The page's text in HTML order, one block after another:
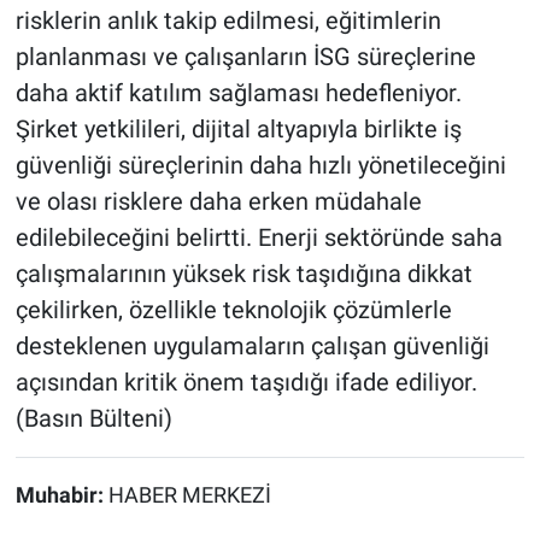
risklerin anlık takip edilmesi, eğitimlerin
planlanması ve çalışanların İSG süreçlerine
daha aktif katılım sağlaması hedefleniyor.
Şirket yetkilileri, dijital altyapıyla birlikte iş
güvenliği süreçlerinin daha hızlı yönetileceğini
ve olası risklere daha erken müdahale
edilebileceğini belirtti. Enerji sektöründe saha
çalışmalarının yüksek risk taşıdığına dikkat
çekilirken, özellikle teknolojik çözümlerle
desteklenen uygulamaların çalışan güvenliği
açısından kritik önem taşıdığı ifade ediliyor.
(Basın Bülteni)
Muhabir: HABER MERKEZİ